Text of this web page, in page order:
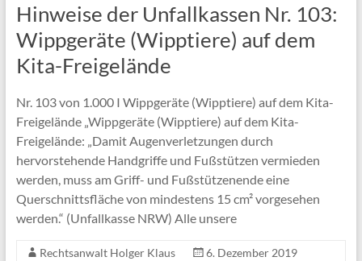
Hinweise der Unfallkassen Nr. 103:
Wippgeräte (Wipptiere) auf dem
Kita-Freigelände
Nr. 103 von 1.000 I Wippgeräte (Wipptiere) auf dem Kita-
Freigelände „Wippgeräte (Wipptiere) auf dem Kita-
Freigelände: „Damit Augenverletzungen durch
hervorstehende Handgriffe und Fußstützen vermieden
werden, muss am Griff- und Fußstützenende eine
Querschnittsfläche von mindestens 15 cm² vorgesehen
werden.“ (Unfallkasse NRW) Alle unsere
Rechtsanwalt Holger Klaus
6. Dezember 2019